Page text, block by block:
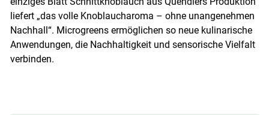
liefert „das volle Knoblaucharoma – ohne unangenehmen
Nachhall“. Microgreens ermöglichen so neue kulinarische
Anwendungen, die Nachhaltigkeit und sensorische Vielfalt
verbinden.